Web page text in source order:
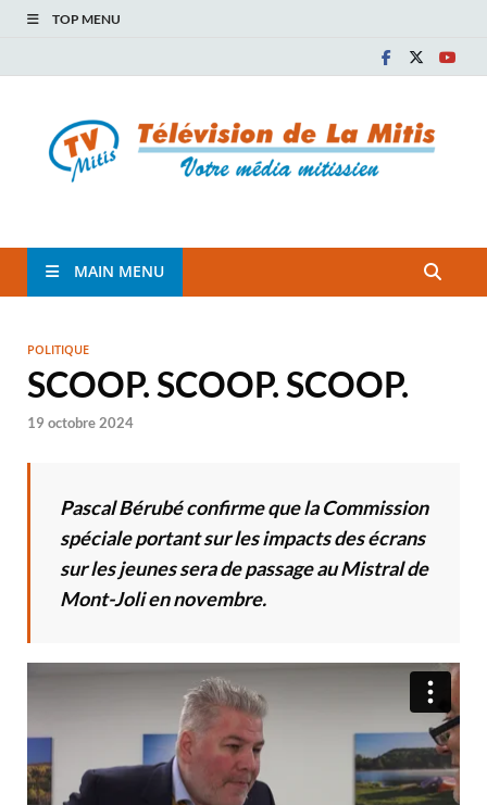
TOP MENU
TVM
MAIN MENU
POLITIQUE
SCOOP. SCOOP. SCOOP.
19 octobre 2024
Pascal Bérubé confirme que la Commission
spéciale portant sur les impacts des écrans
sur les jeunes sera de passage au Mistral de
Mont-Joli en novembre.